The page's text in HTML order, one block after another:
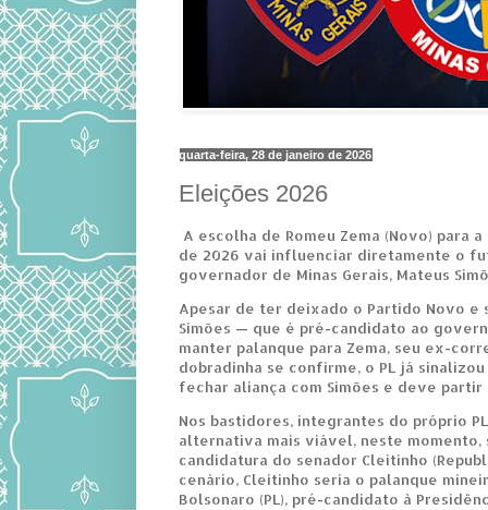
quarta-feira, 28 de janeiro de 2026
Eleições 2026
A escolha de Romeu Zema (Novo) para
de 2026 vai influenciar diretamente o
governador de Minas Gerais, Mateus
Apesar de ter deixado o Partido Novo e
Simões — que é pré-candidato ao
manter palanque para Zema, seu ex-
dobradinha se confirme, o PL já
fechar aliança com Simões e deve partir
Nos bastidores, integrantes do próprio
alternativa mais viável, neste momento,
candidatura do senador Cleitinho
cenário, Cleitinho seria o palanque
Bolsonaro (PL), pré-candidato à